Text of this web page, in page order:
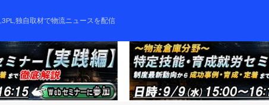
独自取材で物流ニュースを配信